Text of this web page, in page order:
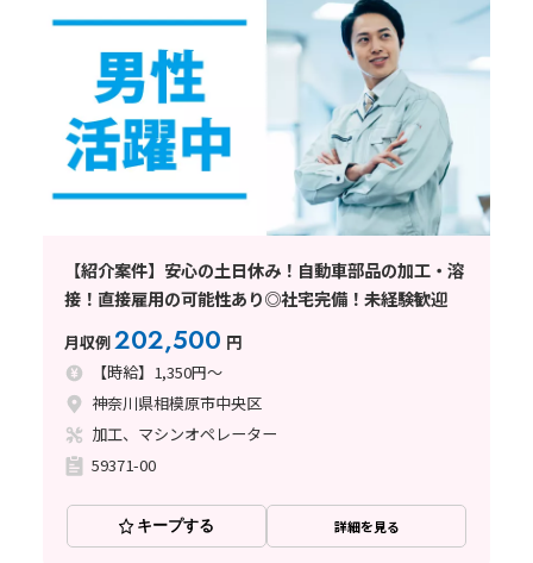
【紹介案件】安心の土日休み！自動車部品の加工・溶
接！直接雇用の可能性あり◎社宅完備！未経験歓迎
月収例202,500 円
【時給】1,350円～
神奈川県相模原市中央区
加工、マシンオペレーター
59371-00
キープする 詳細を見る